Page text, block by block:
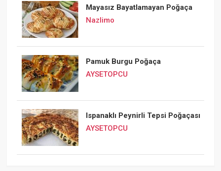
Mayasız Bayatlamayan Poğaça
Nazlimo
Pamuk Burgu Poğaça
AYSETOPCU
Ispanaklı Peynirli Tepsi Poğaçası
AYSETOPCU